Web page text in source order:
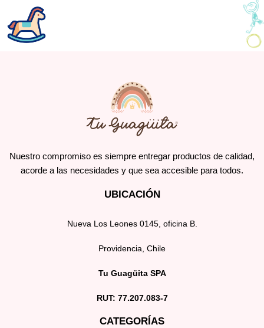
Nuestro compromiso es siempre entregar productos de calidad,
acorde a las necesidades y que sea accesible para todos.
UBICACIÓN
Nueva Los Leones 0145, oficina B.
Providencia, Chile
Tu Guagüita SPA
RUT: 77.207.083-7
CATEGORÍAS